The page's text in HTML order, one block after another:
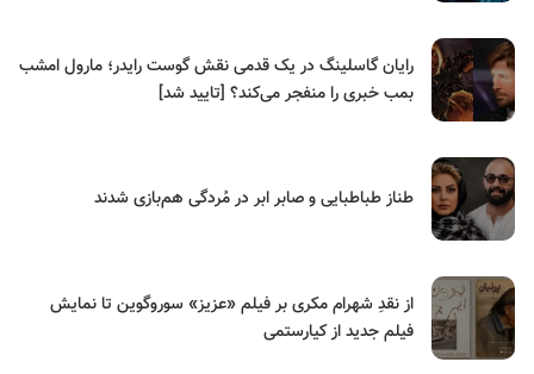
رایان گاسلینگ در یک قدمی نقش گوست رایدر؛ مارول امشب
بمب خبری را منفجر می‌کند؟ [تایید شد]
طناز طباطبایی و صابر ابر در مُردگی هم‌بازی شدند
از نقدِ شهرام مکری بر فیلم «عزیز» سوروگوین تا نمایش
فیلم جدید از کیارستمی